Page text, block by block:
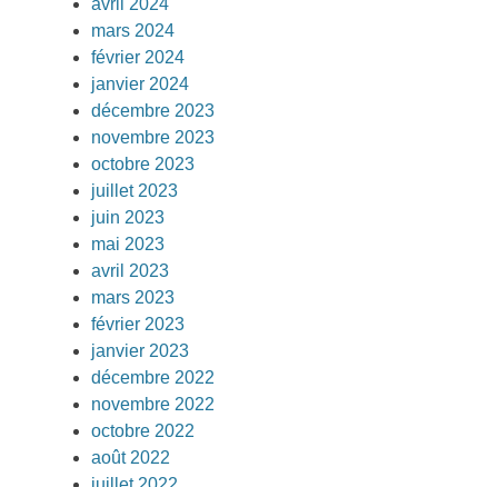
avril 2024
mars 2024
février 2024
janvier 2024
décembre 2023
novembre 2023
octobre 2023
juillet 2023
juin 2023
mai 2023
avril 2023
mars 2023
février 2023
janvier 2023
décembre 2022
novembre 2022
octobre 2022
août 2022